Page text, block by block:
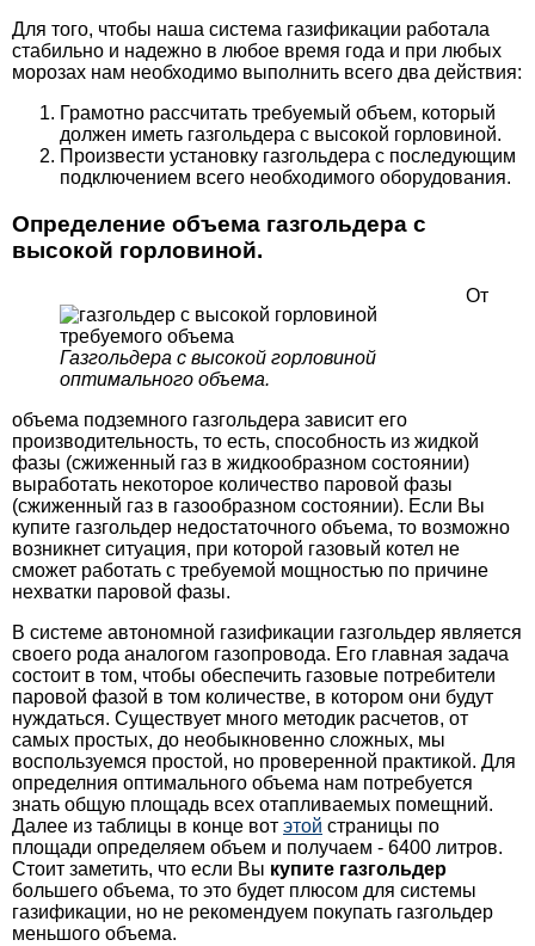
Для того, чтобы наша система газификации работала
стабильно и надежно в любое время года и при любых
морозах нам необходимо выполнить всего два действия:
Грамотно рассчитать требуемый объем, который
должен иметь газгольдера с высокой горловиной.
Произвести установку газгольдера с последующим
подключением всего необходимого оборудования.
Определение объема газгольдера с
высокой горловиной.
Газгольдера с высокой горловиной
оптимального объема.
От
объема подземного газгольдера зависит его
производительность, то есть, способность из жидкой
фазы (сжиженный газ в жидкообразном состоянии)
выработать некоторое количество паровой фазы
(сжиженный газ в газообразном состоянии). Если Вы
купите газгольдер недостаточного объема, то возможно
возникнет ситуация, при которой газовый котел не
сможет работать с требуемой мощностью по причине
нехватки паровой фазы.
В системе автономной газификации газгольдер является
своего рода аналогом газопровода. Его главная задача
состоит в том, чтобы обеспечить газовые потребители
паровой фазой в том количестве, в котором они будут
нуждаться. Существует много методик расчетов, от
самых простых, до необыкновенно сложных, мы
воспользуемся простой, но проверенной практикой. Для
определния оптимального объема нам потребуется
знать общую площадь всех отапливаемых помещний.
Далее из таблицы в конце вот этой страницы по
площади определяем объем и получаем - 6400 литров.
Стоит заметить, что если Вы купите газгольдер
большего объема, то это будет плюсом для системы
газификации, но не рекомендуем покупать газгольдер
меньшого объема.